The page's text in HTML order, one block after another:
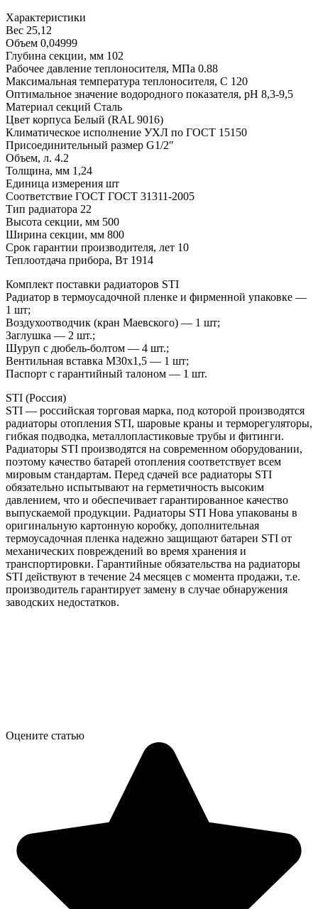
Характеристики
Вес 25,12
Объем 0,04999
Глубина секции, мм 102
Рабочее давление теплоносителя, МПа 0.88
Максимальная температура теплоносителя, C 120
Оптимальное значение водородного показателя, pH 8,3-9,5
Материал секций Сталь
Цвет корпуса Белый (RAL 9016)
Климатическое исполнение УХЛ по ГОСТ 15150
Присоединительный размер G1/2″
Объем, л. 4.2
Толщина, мм 1,24
Единица измерения шт
Соответствие ГОСТ ГОСТ 31311-2005
Тип радиатора 22
Высота секции, мм 500
Ширина секции, мм 800
Срок гарантии производителя, лет 10
Теплоотдача прибора, Вт 1914
Комплект поставки радиаторов STI
Радиатор в термоусадочной пленке и фирменной упаковке —
1 шт;
Воздухоотводчик (кран Маевского) — 1 шт;
Заглушка — 2 шт.;
Шуруп с дюбель-болтом — 4 шт.;
Вентильная вставка М30х1,5 — 1 шт;
Паспорт с гарантийный талоном — 1 шт.
STI (Россия)
STI — российская торговая марка, под которой производятся
радиаторы отопления STI, шаровые краны и терморегуляторы,
гибкая подводка, металлопластиковые трубы и фитинги.
Радиаторы STI производятся на современном оборудовании,
поэтому качество батарей отопления соответствует всем
мировым стандартам. Перед сдачей все радиаторы STI
обязательно испытывают на герметичность высоким
давлением, что и обеспечивает гарантированное качество
выпускаемой продукции. Радиаторы STI Нова упакованы в
оригинальную картонную коробку, дополнительная
термоусадочная пленка надежно защищают батареи STI от
механических повреждений во время хранения и
транспортировки. Гарантийные обязательства на радиаторы
STI действуют в течение 24 месяцев с момента продажи, т.е.
производитель гарантирует замену в случае обнаружения
заводских недостатков.
Оцените статью